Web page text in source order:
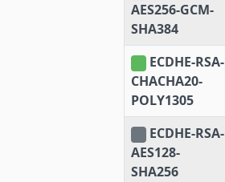
AES256-GCM-
SHA384
ECDHE-RSA-
CHACHA20-
POLY1305
ECDHE-RSA-
AES128-
SHA256